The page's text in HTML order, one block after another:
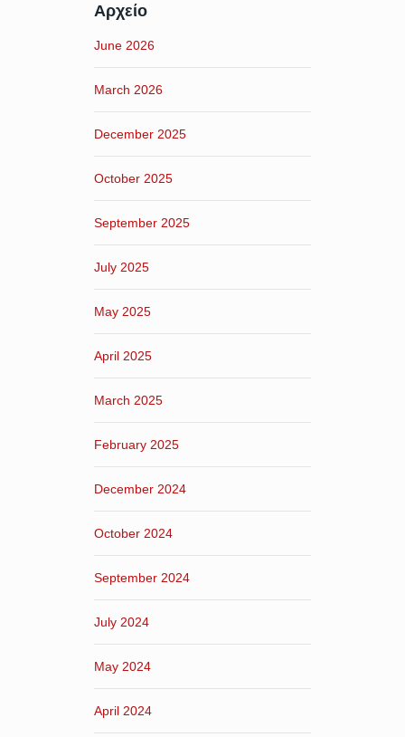
Αρχείο
June 2026
March 2026
December 2025
October 2025
September 2025
July 2025
May 2025
April 2025
March 2025
February 2025
December 2024
October 2024
September 2024
July 2024
May 2024
April 2024